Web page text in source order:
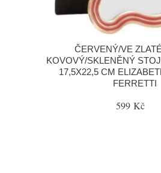
ČERVENÝ/VE
KOVOVÝ/SKLENĚNÝ
17,5X22,5 CM
FERRETTI
599 Kč